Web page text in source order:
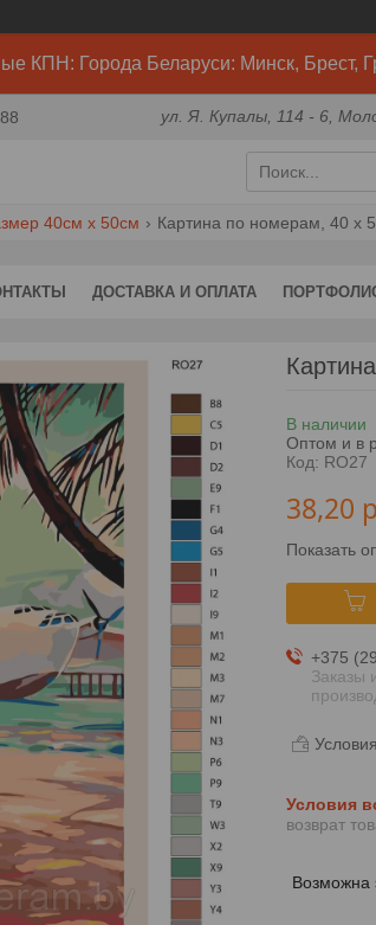
КПН: Города Беларуси: Минск, Брест,
ул. Я. Купалы, 114 - 6,
40см х 50см Картина по номерам, 40 x
ДОСТАВКА И ОПЛАТА
В наличии
Оптом и в
Код: RO27
38,20
Показать
+375
Заказы
возврат